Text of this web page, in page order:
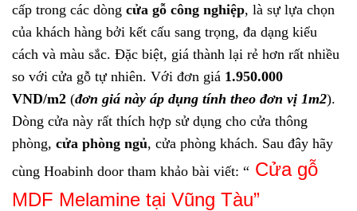
cấp trong các dòng cửa gỗ công nghiệp, là sự lựa chọn
của khách hàng bởi kết cấu sang trọng, đa dạng kiểu
cách và màu sắc. Đặc biệt, giá thành lại rẻ hơn rất nhiều
so với cửa gỗ tự nhiên. Với đơn giá 1.950.000
VND/m2 (đơn giá này áp dụng tính theo đơn vị 1m2).
Dòng cửa này rất thích hợp sử dụng cho cửa thông
phòng, cửa phòng ngủ, cửa phòng khách. Sau đây hãy
cùng Hoabinh door tham khảo bài viết: “ Cửa gỗ
MDF Melamine tại Vũng Tàu”